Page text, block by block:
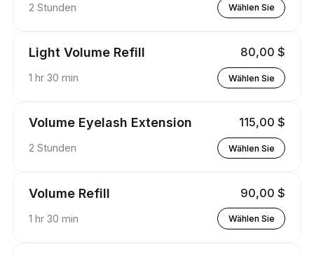
2 Stunden Wählen Sie
Light Volume Refill 80,00 $
1 hr 30 min Wählen Sie
Volume Eyelash Extension 115,00 $
2 Stunden Wählen Sie
Volume Refill 90,00 $
1 hr 30 min Wählen Sie